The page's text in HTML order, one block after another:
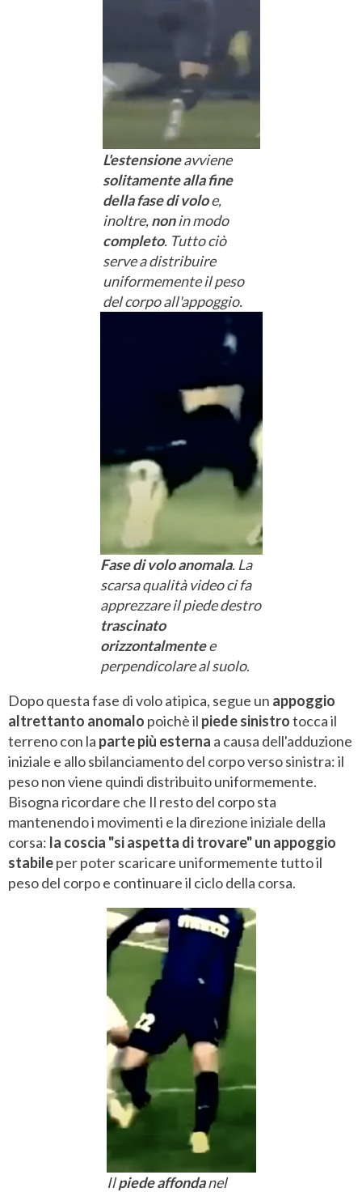
L'estensioneavviene
solitamente alla fine
della fase di voloe,
inoltre,nonin modo
completo. Tutto ciò
serve a distribuire
uniformemente il peso
del corpo all'appoggio.
Fase di volo anomala. La
scarsa qualità video ci fa
apprezzare il piede destro
trascinato
orizzontalmentee
perpendicolare al suolo.
Dopo questa fase di volo atipica, segue un appoggio
altrettanto anomalo poichè il piede sinistrotocca il
terreno con la parte più esterna a causa dell'adduzione
iniziale e allo sbilanciamento del corpo verso sinistra: il
peso non viene quindi distribuito uniformemente.
Bisogna ricordare che Il resto del corpo sta
mantenendo i movimenti e la direzione iniziale della
corsa: la coscia "si aspetta di trovare" un appoggio
stabileper poter scaricare uniformemente tutto il
peso del corpo e continuare il ciclo della corsa.
Ilpiede affondanel